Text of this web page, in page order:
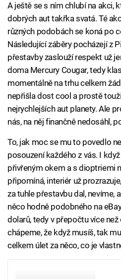
A ještě se s ním chlubí na akci,
dobrých aut takřka svatá. Té
různých podobách se koná po
Následující záběry pocházejí z
přestavby zaslouží respekt už
doma Mercury Cougar, tedy
momentálně na trhu celkem
nepřišla dost cool a prostě
nejrychlejších aut planety. Ale
nás, na něj finančně nedosáhl,
To, jak moc se mu to povedlo
posouzení každého z vás. I
přivřeným okem a s dioptriemi
připomíná, interiér už
za tuhle přestavbu dal, nevíme,
něco hodně podobného na
dolarů, tedy v přepočtu více
chápeme, že když musíš, tak
celkem úlet za něco, co je